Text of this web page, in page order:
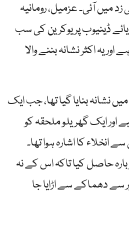
میں آئی۔ عزمیل، رومانیہ
ڈینیوب پر یوکرین کی سب
یہ اکثر نشانہ بننے والا
نشانہ بنایا گیا تھا، جب ایک
اور ایک گھریلو ملحقہ کو
انخلاء کا اشارہ ہوا تھا۔
حاصل کیا تاکہ اس کے نہ
سے دھماکے سے اڑایا جا